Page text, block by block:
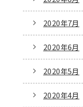
2020年7月
2020年6月
2020年5月
2020年4月